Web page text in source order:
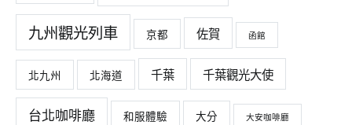
九州觀光列車 京都 佐賀 函館
北九州 北海道 千葉 千葉觀光大使
台北咖啡廳 和服體驗 大分 大安咖啡廳